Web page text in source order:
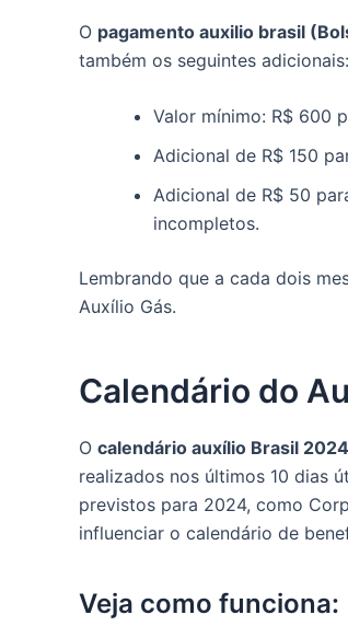
O pagamento auxilio brasil
também os seguintes adicionais:
Valor mínimo: R$ 600
Adicional de R$ 150
Adicional de R$ 50
incompletos.
Lembrando que a cada dois
Auxílio Gás.
Calendário do
O calendário auxílio Brasil 2024
realizados nos últimos 10 dias
previstos para 2024, como
influenciar o calendário de
Veja como funciona: